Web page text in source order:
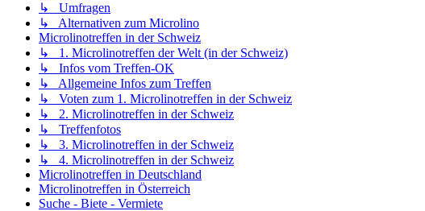
↳ Umfragen
↳ Alternativen zum Microlino
Microlinotreffen in der Schweiz
↳ 1. Microlinotreffen der Welt (in der Schweiz)
↳ Infos vom Treffen-OK
↳ Allgemeine Infos zum Treffen
↳ Voten zum 1. Microlinotreffen in der Schweiz
↳ 2. Microlinotreffen in der Schweiz
↳ Treffenfotos
↳ 3. Microlinotreffen in der Schweiz
↳ 4. Microlinotreffen in der Schweiz
Microlinotreffen in Deutschland
Microlinotreffen in Österreich
Suche - Biete - Vermiete